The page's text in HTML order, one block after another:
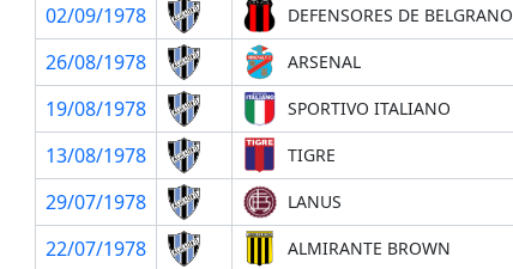
02/09/1978
DEFENSORES DE BELGRANO
26/08/1978
ARSENAL
19/08/1978
SPORTIVO ITALIANO
13/08/1978
TIGRE
29/07/1978
LANUS
22/07/1978
ALMIRANTE BROWN